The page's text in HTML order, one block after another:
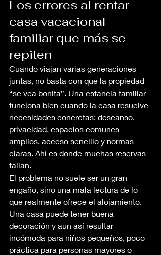
Los errores al rentar
casa vacacional
familiar que más se
repiten
Cuando viajan varias generaciones
juntas, no basta con que la propiedad
“se vea bonita”. Una estancia familiar
funciona bien cuando la casa resuelve
necesidades concretas: descanso,
privacidad, espacios comunes
amplios, acceso sencillo y normas
claras. Ahí es donde muchas reservas
fallan.
El problema no suele ser un gran
engaño, sino una mala lectura de lo
que realmente ofrece el alojamiento.
Una casa puede tener buena
decoración y aun así resultar
incómoda para niños pequeños, poco
práctica para personas mayores o